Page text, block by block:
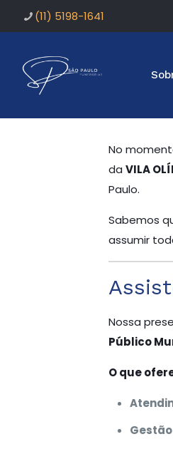
(11) 5198-1641
No
da VILA
Paulo.
Sabemos
assumir
Nossa
Público
O que